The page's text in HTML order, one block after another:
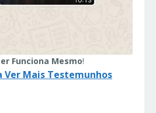
Funciona Mesmo!
Ver Mais Testemunhos